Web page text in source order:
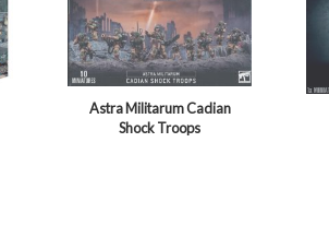
Astra Militarum Cadian
Shock Troops